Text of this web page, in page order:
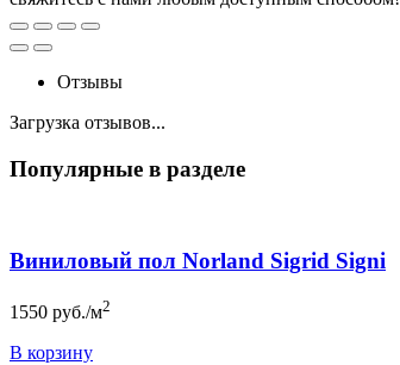
Отзывы
Загрузка отзывов...
Популярные в разделе
Виниловый пол Norland Sigrid Signi
1550 руб./м2
В корзину